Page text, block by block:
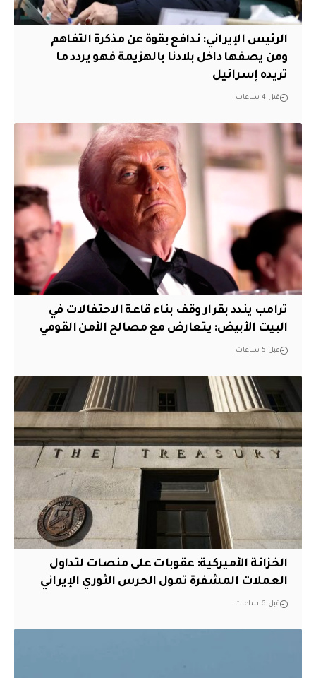
الرئيس الإيراني: ندافع بقوة عن مذكرة التفاهم
ومن يصفها داخل بلادنا بالهزيمة فهو يردد ما
تريده إسرائيل
قبل 4 ساعات
ترامب يندد بقرار وقف بناء قاعة الاحتفالات في
البيت الأبيض: يتعارض مع مصالح الأمن القومي
قبل 5 ساعات
الخزانة الأميركية: عقوبات على منصات لتداول
العملات المشفرة تمول الحرس الثوري الإيراني
قبل 6 ساعات